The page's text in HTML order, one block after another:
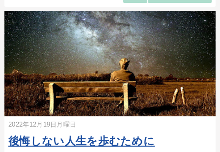
2022年12月19日月曜日
後悔しない人生を歩むために